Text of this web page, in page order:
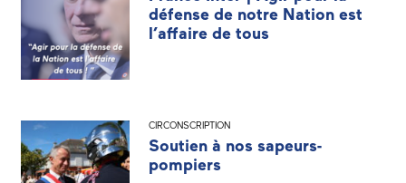
défense de notre Nation est
l’affaire de tous
CIRCONSCRIPTION
Soutien à nos sapeurs-
pompiers